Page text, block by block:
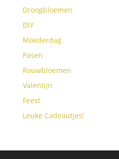
Droogbloemen
DIY
Moederdag
Pasen
Rouwbloemen
Valentijn
Feest
Leuke Cadeautjes!